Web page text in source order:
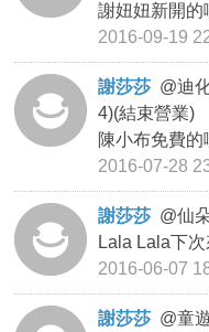
謝妞妞新開的
2016-09-19
謝莎莎 @迪
4)(結束營業)
陳小布免費的
2016-07-28
謝莎莎 @仙
Lala Lala下次
2016-06-07
謝莎莎 @童